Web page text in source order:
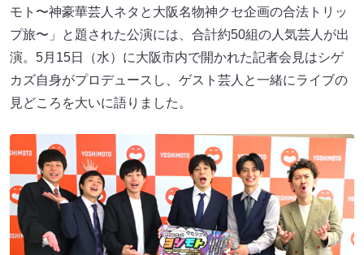
モト〜神豪華芸人ネタと大阪名物神クセ企画の合法トリッ
プ旅〜」と題された公演には、合計約50組の人気芸人が出
演。5月15日（水）に大阪市内で開かれた記者会見はシゲ
カズ自身がプロデュースし、ゲスト芸人と一緒にライブの
見どころを大いに語りました。